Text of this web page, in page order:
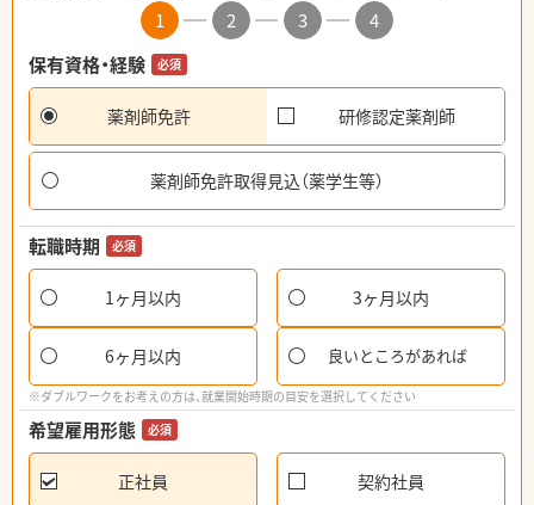
1 2 3
4
保有資格・経験
必須
薬剤師免許 研修認定薬剤師
薬剤師免許取得見込（薬学生等）
転職時期 必須
1ヶ月以内 3ヶ月以内
6ヶ月以内 良いところがあれば
※ダブルワークをお考えの方は、就業開始時期の目安を選択してください
希望雇用形態 必須
正社員 契約社員